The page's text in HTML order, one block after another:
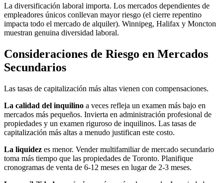
La diversificación laboral importa. Los mercados dependientes de
empleadores únicos conllevan mayor riesgo (el cierre repentino
impacta todo el mercado de alquiler). Winnipeg, Halifax y Moncton
muestran genuina diversidad laboral.
Consideraciones de Riesgo en Mercados
Secundarios
Las tasas de capitalización más altas vienen con compensaciones.
La calidad del inquilino a veces refleja un examen más bajo en
mercados más pequeños. Invierta en administración profesional de
propiedades y un examen riguroso de inquilinos. Las tasas de
capitalización más altas a menudo justifican este costo.
La liquidez es menor. Vender multifamiliar de mercado secundario
toma más tiempo que las propiedades de Toronto. Planifique
cronogramas de venta de 6-12 meses en lugar de 2-3 meses.